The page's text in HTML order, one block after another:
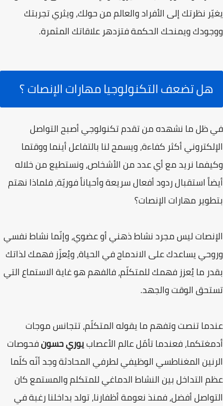
يغيّر نظرتك إلى الأفراد والعالم من حولك، ويثري تجربتك
ووجودك ويمنحك الحكمة فتزدهر علاقاتك المثمرة.
هل تضعف التكنولوجيا مهارات الإنصات ؟
في ظل ما نشهده من تقدم تكنولوجي أصبح التواصل
الإلكتروني أكثر كفاءة، ويسمح لنا بالتفاعل أينما ووقتما
وكيفما نريد مع أي عدد من الأشخاص، ونستطيع من خلاله
أيضاً استقبال ردود أفعال سريعة وأحياناً فوريّة، فلماذا نهتم
بتطوير مهارات الإنصات؟
الإنصات ليس مجرد نشاط ذهني أو عضوي، وإنّما نشاط نفسي
وروحي يساعدك على الاندماج في الحياة، ويُعزّز فهمك لذاتك
بقدر ما يُعزز فهمك للمتكلّم، فالفهم هو غاية الاستماع التي
تستحق الوقت والجهد.
عندما تنصت وتفهم ما يقوله المتكلّم، تتجانس موجات
أدمغتكما، فعندما تأمّل عالم الأعصابيوري حسونفحوصات
الرنين المغناطسي الوظيفي لطرفي المحادثة وجد أنّه كلّما
عظم التداخل بين النشاط الدماغي للمتكلم والمستمع كان
التواصل أفضل، فمنذ نعومة أظفارنا، تولد بداخلنا رغبة في